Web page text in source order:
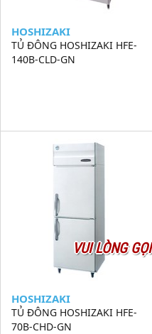
HOSHIZAKI
TỦ ĐÔNG HOSHIZAKI HFE-
140B-CLD-GN
VUI LÒNG GỌI
HOSHIZAKI
TỦ ĐÔNG HOSHIZAKI HFE-
70B-CHD-GN